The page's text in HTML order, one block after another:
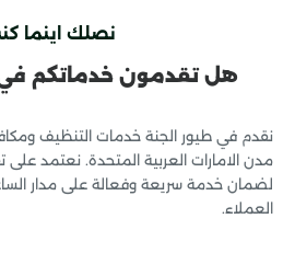
نصلك اينما
هل تقدمون خدماتكم
نقدم في طيور الجنة خدمات التنظيف
مدن الامارات العربية المتحدة. نعتمد على
لضمان خدمة سريعة وفعالة على مدار
العملاء.